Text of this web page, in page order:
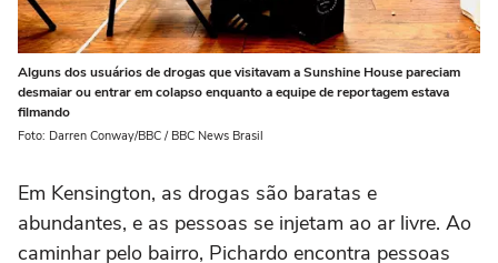
Alguns dos usuários de drogas que visitavam a Sunshine House pareciam
desmaiar ou entrar em colapso enquanto a equipe de reportagem estava
filmando
Foto: Darren Conway/BBC / BBC News Brasil
Em Kensington, as drogas são baratas e
abundantes, e as pessoas se injetam ao ar livre. Ao
caminhar pelo bairro, Pichardo encontra pessoas